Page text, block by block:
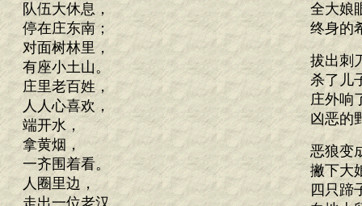
全大娘
终身的
拔出刺
杀了儿
庄外响
凶恶的
恶狼变
撇下大
四只蹄
队伍大休息，
停在庄东南；
对面树林里，
有座小土山。
庄里老百姓，
人人心喜欢，
端开水，
拿黄烟，
一齐围着看。
人圈里边，
走出一位老汉，